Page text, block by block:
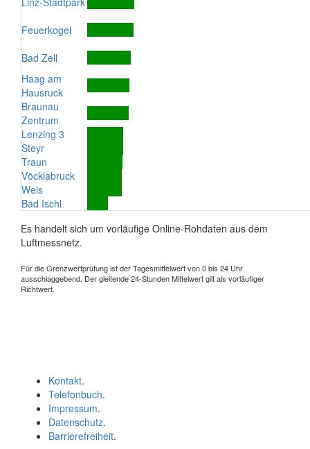
Feuerkogel
Bad Zell
Haag am
Hausruck
Braunau
Zentrum
Lenzing 3
Steyr
Traun
Vöcklabruck
Wels
Bad Ischl
Es handelt sich um vorläufige Online-Rohdaten aus dem
Luftmessnetz.
Für die Grenzwertprüfung ist der Tagesmittelwert von 0 bis 24 Uhr
ausschlaggebend. Der gleitende 24-Stunden Mittelwert gilt als vorläufiger
Richtwert.
Kontakt.
Telefonbuch.
Impressum.
Datenschutz.
Barrierefreiheit.